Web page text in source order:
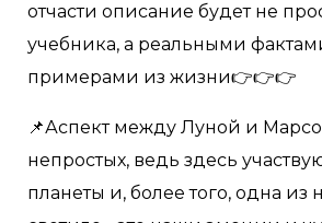
отчасти описание будет не
учебника, а реальными
примерами из жизни👉👉👉
📌Аспект между Луной и
непростых, ведь здесь
планеты и, более того, одна из